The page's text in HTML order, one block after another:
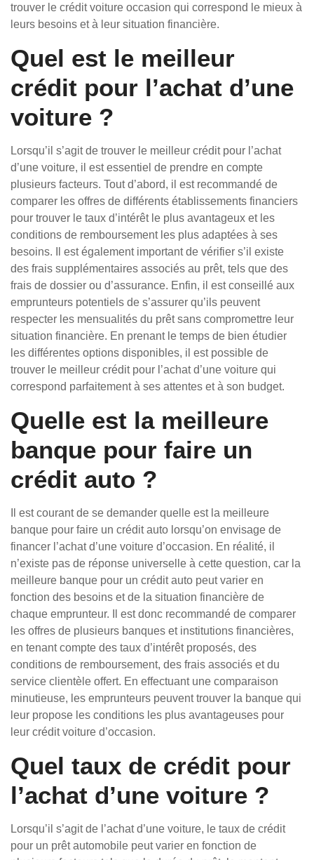
trouver le crédit voiture occasion qui correspond le mieux à
leurs besoins et à leur situation financière.
Quel est le meilleur
crédit pour l’achat d’une
voiture ?
Lorsqu’il s’agit de trouver le meilleur crédit pour l’achat
d’une voiture, il est essentiel de prendre en compte
plusieurs facteurs. Tout d’abord, il est recommandé de
comparer les offres de différents établissements financiers
pour trouver le taux d’intérêt le plus avantageux et les
conditions de remboursement les plus adaptées à ses
besoins. Il est également important de vérifier s’il existe
des frais supplémentaires associés au prêt, tels que des
frais de dossier ou d’assurance. Enfin, il est conseillé aux
emprunteurs potentiels de s’assurer qu’ils peuvent
respecter les mensualités du prêt sans compromettre leur
situation financière. En prenant le temps de bien étudier
les différentes options disponibles, il est possible de
trouver le meilleur crédit pour l’achat d’une voiture qui
correspond parfaitement à ses attentes et à son budget.
Quelle est la meilleure
banque pour faire un
crédit auto ?
Il est courant de se demander quelle est la meilleure
banque pour faire un crédit auto lorsqu’on envisage de
financer l’achat d’une voiture d’occasion. En réalité, il
n’existe pas de réponse universelle à cette question, car la
meilleure banque pour un crédit auto peut varier en
fonction des besoins et de la situation financière de
chaque emprunteur. Il est donc recommandé de comparer
les offres de plusieurs banques et institutions financières,
en tenant compte des taux d’intérêt proposés, des
conditions de remboursement, des frais associés et du
service clientèle offert. En effectuant une comparaison
minutieuse, les emprunteurs peuvent trouver la banque qui
leur propose les conditions les plus avantageuses pour
leur crédit voiture d’occasion.
Quel taux de crédit pour
l’achat d’une voiture ?
Lorsqu’il s’agit de l’achat d’une voiture, le taux de crédit
pour un prêt automobile peut varier en fonction de